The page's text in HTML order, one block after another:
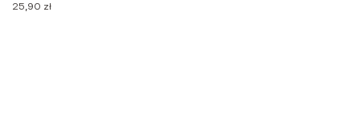
25,90 zł